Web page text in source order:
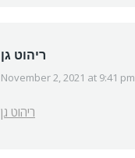
ריהוט גן
says:
November 2, 2021 at 9:41 pm
ריהוט גן